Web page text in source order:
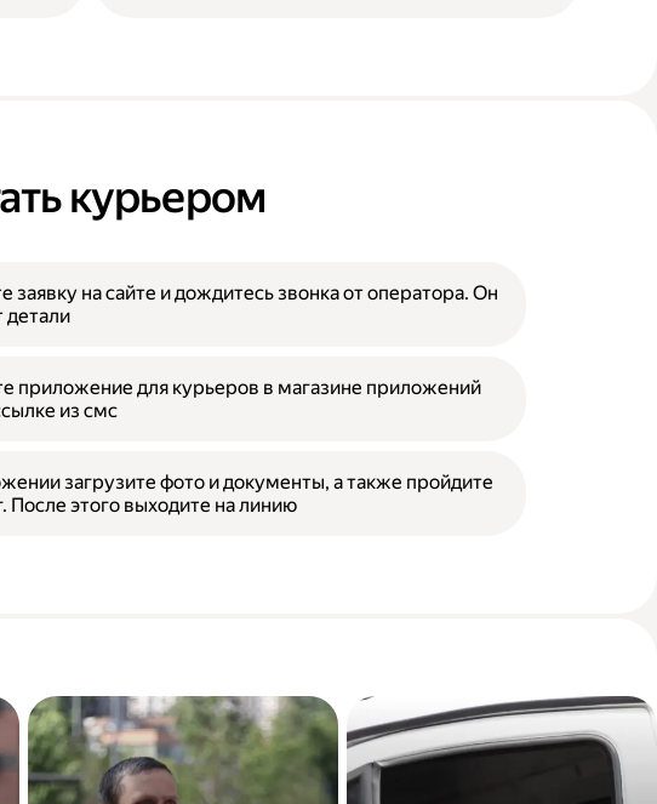
курьером
заявку на сайте и дождитесь звонка от оператора. Он
детали
приложение для курьеров в магазине приложений
из смс
загрузите фото и документы, а также пройдите
После этого выходите на линию